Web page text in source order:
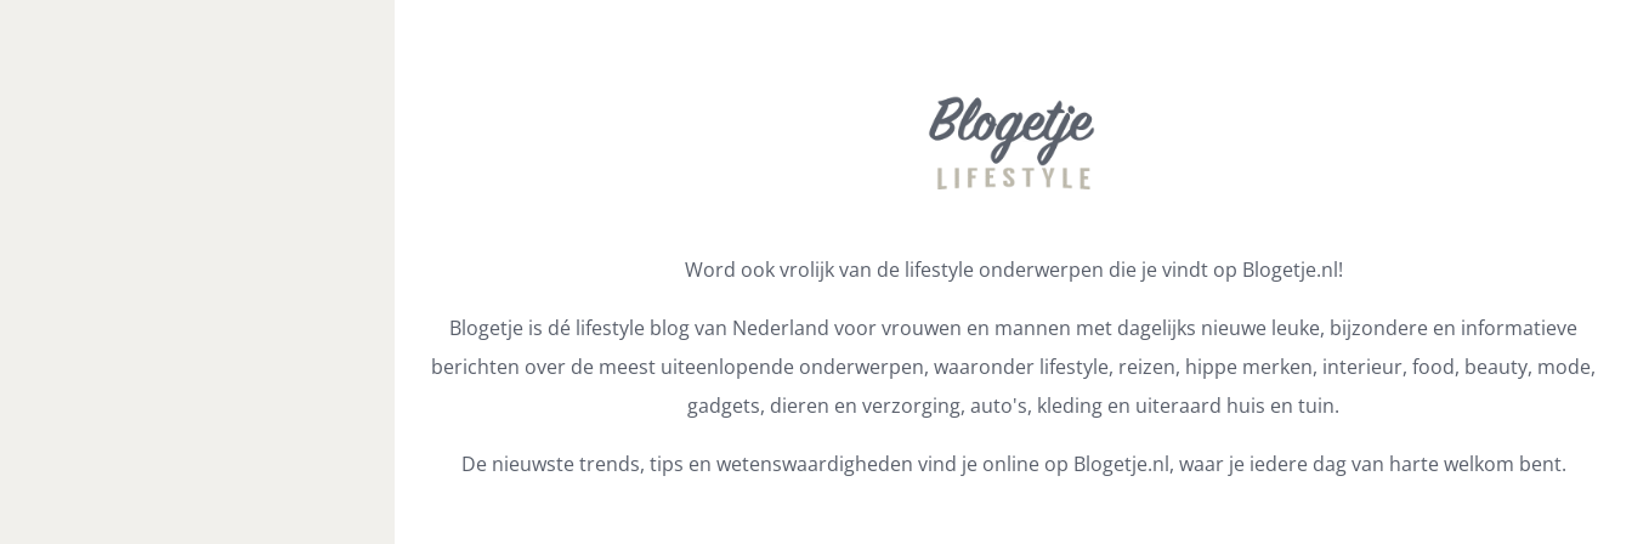
Word ook vrolijk van de lifestyle onderwerpen die je vindt op Blogetje.nl!
Blogetje is dé lifestyle blog van Nederland voor vrouwen en mannen met dagelijks nieuwe leuke, bijzondere en informatieve
berichten over de meest uiteenlopende onderwerpen, waaronder lifestyle, reizen, hippe merken, interieur, food, beauty, mode,
gadgets, dieren en verzorging, auto's, kleding en uiteraard huis en tuin.
De nieuwste trends, tips en wetenswaardigheden vind je online op Blogetje.nl, waar je iedere dag van harte welkom bent.